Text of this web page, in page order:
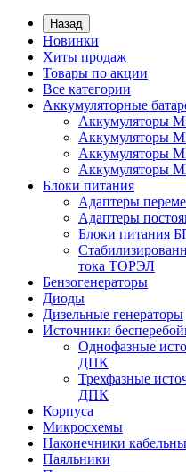
Назад
Новинки
Хиты продаж
Товары по акции
Все категории
Аккумуляторные
Аккумуляторы
Аккумуляторы
Аккумуляторы
Аккумуляторы
Блоки питания
Адаптеры
Адаптеры
Блоки питания
тока ТОРЭЛ
Бензогенераторы
Диоды
Дизельные генераторы
Источники
Однофазные
ДПК
Трехфазные
ДПК
Корпуса
Микросхемы
Наконечники
Паяльники